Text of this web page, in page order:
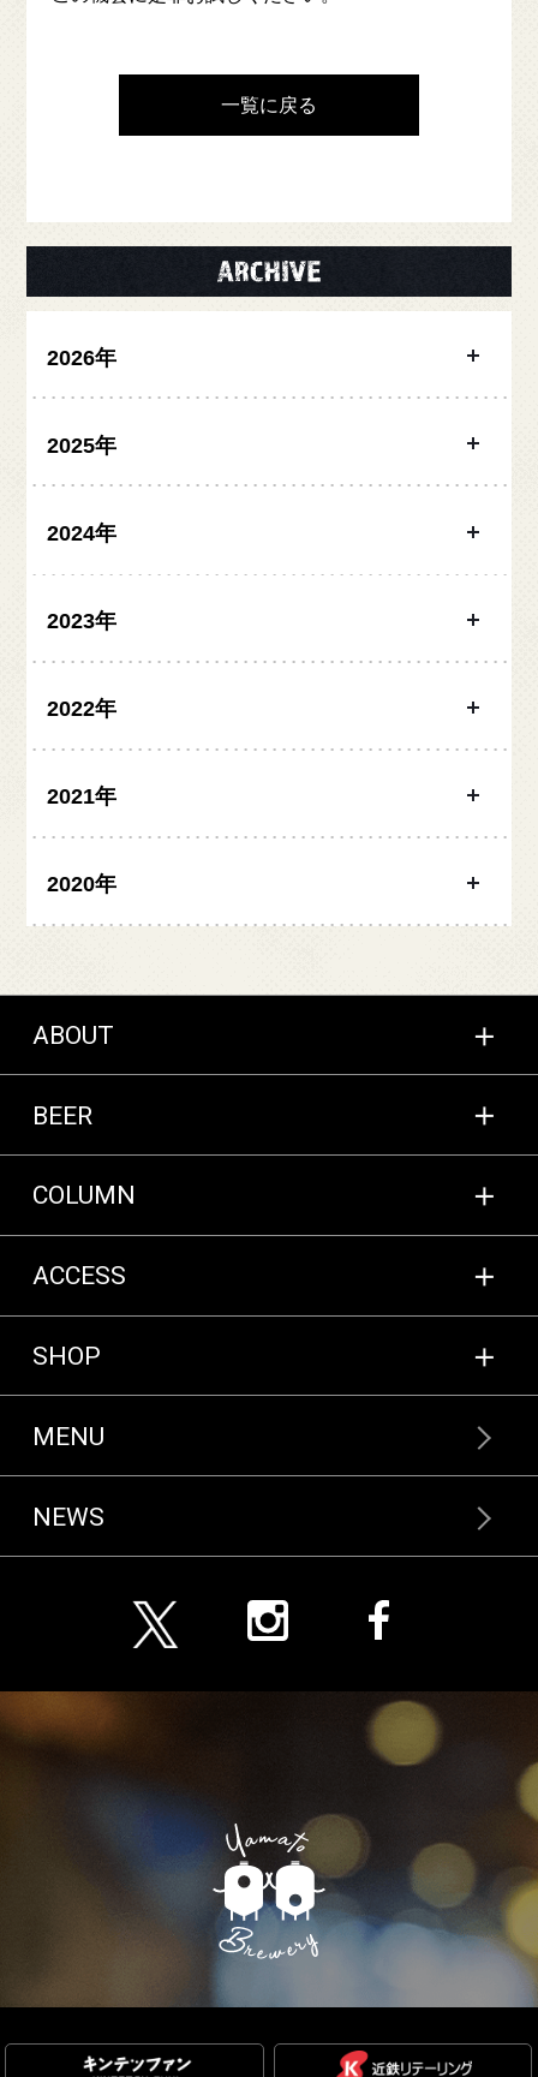
一覧に戻る
2026年
2025年
2024年
2023年
2022年
2021年
2020年
ABOUT
BEER
COLUMN
ACCESS
SHOP
MENU
NEWS